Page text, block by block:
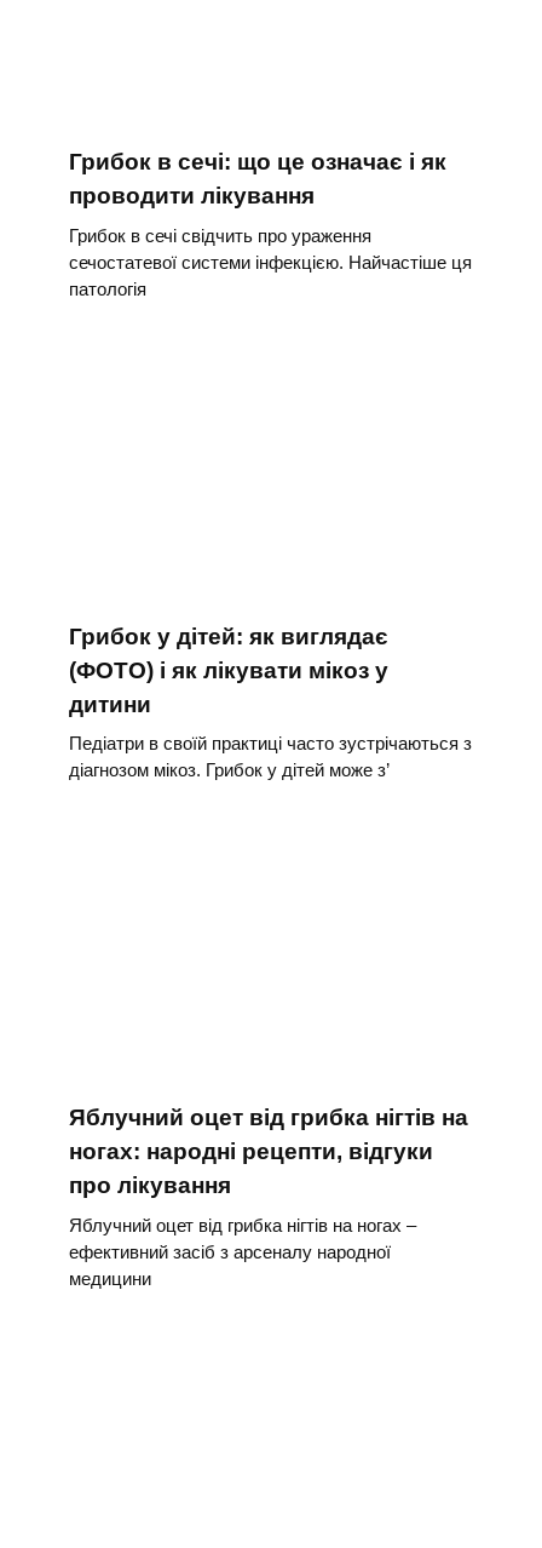
Грибок в сечі: що це означає і як
проводити лікування
Грибок в сечі свідчить про ураження
сечостатевої системи інфекцією. Найчастіше ця
патологія
Грибок у дітей: як виглядає
(ФОТО) і як лікувати мікоз у
дитини
Педіатри в своїй практиці часто зустрічаються з
діагнозом мікоз. Грибок у дітей може з’
Яблучний оцет від грибка нігтів на
ногах: народні рецепти, відгуки
про лікування
Яблучний оцет від грибка нігтів на ногах –
ефективний засіб з арсеналу народної
медицини